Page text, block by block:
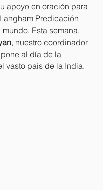
apoyo en oración para
Predicación
Esta semana,
, nuestro coordinador
al día de la
vasto país de la India.